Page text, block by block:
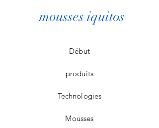
mousses iquitos
Début
produits
Technologies
Mousses